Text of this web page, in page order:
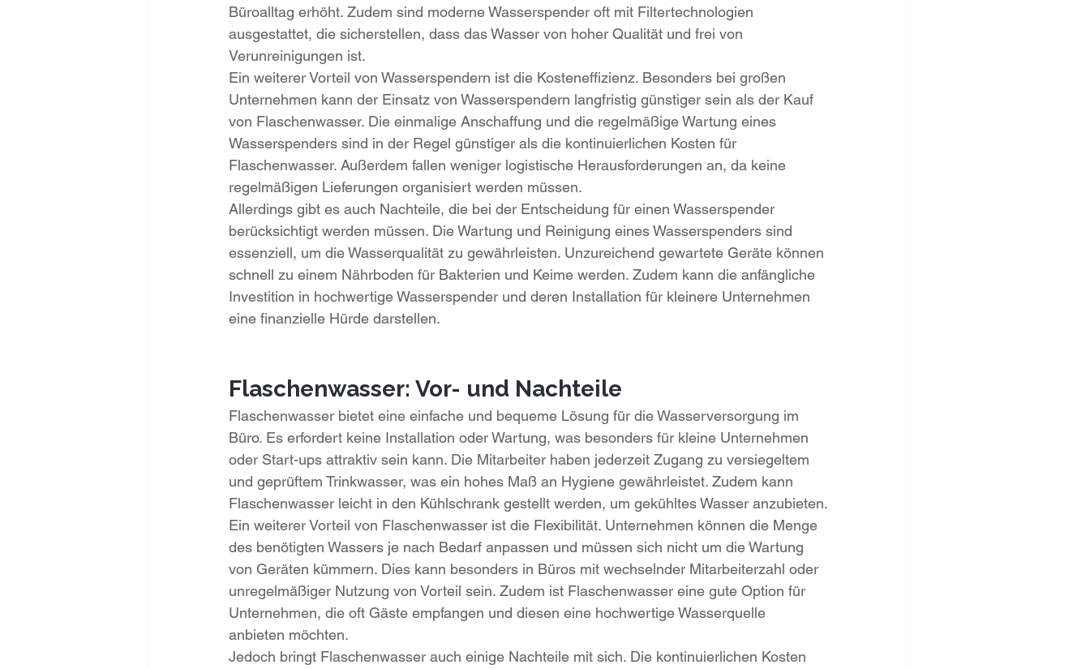
Büroalltag erhöht. Zudem sind moderne Wasserspender oft mit Filtertechnologien
ausgestattet, die sicherstellen, dass das Wasser von hoher Qualität und frei von
Verunreinigungen ist.
Ein weiterer Vorteil von Wasserspendern ist die Kosteneffizienz. Besonders bei großen
Unternehmen kann der Einsatz von Wasserspendern langfristig günstiger sein als der Kauf
von Flaschenwasser. Die einmalige Anschaffung und die regelmäßige Wartung eines
Wasserspenders sind in der Regel günstiger als die kontinuierlichen Kosten für
Flaschenwasser. Außerdem fallen weniger logistische Herausforderungen an, da keine
regelmäßigen Lieferungen organisiert werden müssen.
Allerdings gibt es auch Nachteile, die bei der Entscheidung für einen Wasserspender
berücksichtigt werden müssen. Die Wartung und Reinigung eines Wasserspenders sind
essenziell, um die Wasserqualität zu gewährleisten. Unzureichend gewartete Geräte können
schnell zu einem Nährboden für Bakterien und Keime werden. Zudem kann die anfängliche
Investition in hochwertige Wasserspender und deren Installation für kleinere Unternehmen
eine finanzielle Hürde darstellen.
Flaschenwasser: Vor- und Nachteile
Flaschenwasser bietet eine einfache und bequeme Lösung für die Wasserversorgung im
Büro. Es erfordert keine Installation oder Wartung, was besonders für kleine Unternehmen
oder Start-ups attraktiv sein kann. Die Mitarbeiter haben jederzeit Zugang zu versiegeltem
und geprüftem Trinkwasser, was ein hohes Maß an Hygiene gewährleistet. Zudem kann
Flaschenwasser leicht in den Kühlschrank gestellt werden, um gekühltes Wasser anzubieten.
Ein weiterer Vorteil von Flaschenwasser ist die Flexibilität. Unternehmen können die Menge
des benötigten Wassers je nach Bedarf anpassen und müssen sich nicht um die Wartung
von Geräten kümmern. Dies kann besonders in Büros mit wechselnder Mitarbeiterzahl oder
unregelmäßiger Nutzung von Vorteil sein. Zudem ist Flaschenwasser eine gute Option für
Unternehmen, die oft Gäste empfangen und diesen eine hochwertige Wasserquelle
anbieten möchten.
Jedoch bringt Flaschenwasser auch einige Nachteile mit sich. Die kontinuierlichen Kosten